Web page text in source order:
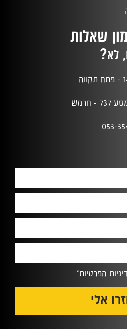
שאלות
לא?
חרמש
053-
הפרטיות*
אלי